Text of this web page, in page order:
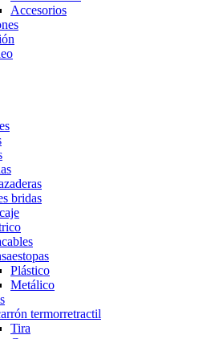
Accesorios
bridas
Plástico
Metálico
termorretractil
Tira